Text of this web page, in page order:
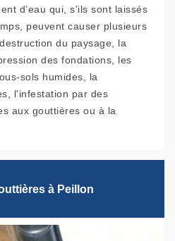
d’eau qui, s'ils sont laissés
peuvent causer plusieurs
du paysage, la
des fondations, les
sols humides, la
l'infestation par des
aux gouttières ou à la
à Peillon